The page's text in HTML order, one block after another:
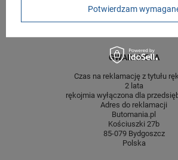
Wysokość towaru w
centymetrach
Więcej
12
GWARANCJA
Czas na reklamację z tytułu
2 lata
rękojmia wyłączona dla
Adres do reklamacji
Butomania.pl
Kościuszki 27b
85-079 Bydgoszcz
Polska
Potwierdzam